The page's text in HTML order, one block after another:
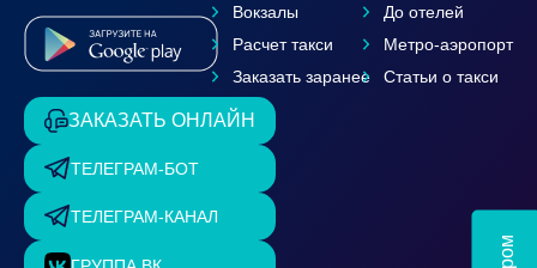
Вокзалы
Расчет такси
Заказать заранее
До отелей
Метро-аэропорт
Статьи о такси
ЗАКАЗАТЬ ОНЛАЙН
ТЕЛЕГРАМ-БОТ
ТЕЛЕГРАМ-КАНАЛ